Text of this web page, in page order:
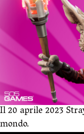
Il 20 aprile 2023
mondo.